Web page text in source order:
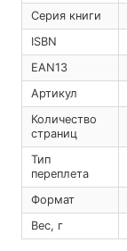
Серия книги
ISBN
EAN13
Артикул
Количество
страниц
Тип
переплета
Формат
Вес, г